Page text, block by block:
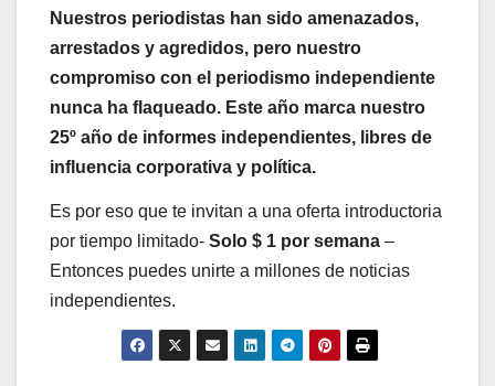
Nuestros periodistas han sido amenazados,
arrestados y agredidos, pero nuestro
compromiso con el periodismo independiente
nunca ha flaqueado. Este año marca nuestro
25º año de informes independientes, libres de
influencia corporativa y política.
Es por eso que te invitan a una oferta introductoria
por tiempo limitado- Solo $ 1 por semana –
Entonces puedes unirte a millones de noticias
independientes.